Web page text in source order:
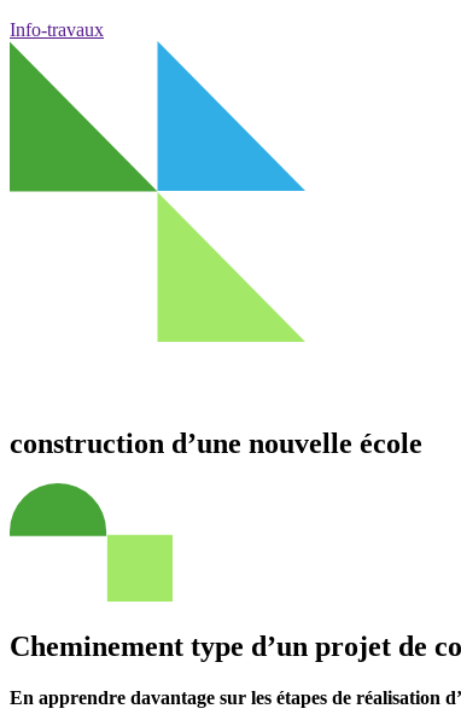
Info-travaux
construction d’une nouvelle école
Cheminement type d’un projet de
En apprendre davantage sur les étapes de réalisation